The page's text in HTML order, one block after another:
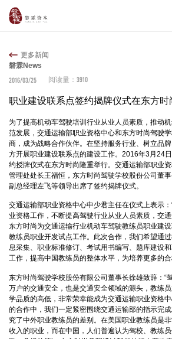
更多新闻
磐霖News
2016/03/25
阅读量： 3910
职业建设联系点签约揭牌仪式在东方时
为了提高机动车驾驶培训行业从业人员素质，推动
范发展，交通运输部职业资格中心和东方时尚驾驶
商，成为战略合作伙伴。在坚持服务行业、树立品
方开展职业建设联系点的建设工作。2016年3月24
约授牌仪式在东方时尚隆重举行。交通运输部职业
管理处处长王福恒，东方时尚驾驶学校股份公司董事
副总经理左飞等领导出席了签约揭牌仪式。
交通运输部职业资格中心申少君主任在仪式上表示
业资格工作，不断提高驾驶行业从业人员素质，交
东方时尚为交通运输行业机动车驾驶教练员职业建
教练员职业开发试点工作。此次合作，我们希望通
息采集、职业标准修订、考试用书编写、题库建设
工作，提高中国教练员的整体水平，为培养更多的
东方时尚驾驶学校股份有限公司董事长徐雄致辞：“
万户的交通安全，也是交通安全领域的源头，教练
学品质的高低，非常荣幸能成为交通运输职业资格
的合作中，我们一定紧密围绕交通运输部的指示完
究了中外职业教练员的差别。在美国职业教练员是
收入的职业，而在中国，人们普遍认为驾校、教练